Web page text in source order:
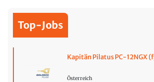
Top-Jobs
Kapitän Pilatus PC-12NGX
Österreich